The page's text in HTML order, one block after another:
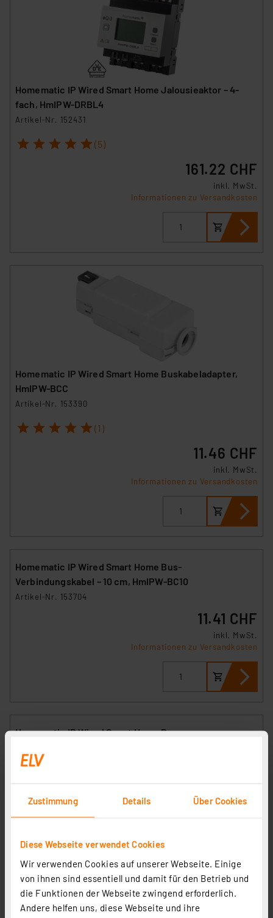
Zustimmung Details Über Cookies
Diese Webseite verwendet Cookies
Wir verwenden Cookies auf unserer Webseite. Einige
von ihnen sind essentiell und damit für den Betrieb und
die Funktionen der Webseite zwingend erforderlich.
Andere helfen uns, diese Webseite und ihre
Homematic IP Wired Smart Home Jalousieaktor – 4-
fach, HmIPW-DRBL4
Artikel-Nr. 152431
1 2 3 4 5 (5)
161.22 CHF
inkl. MwSt.
Informationen zu Versandkosten
Homematic IP Wired Smart Home Buskabeladapter,
HmIPW-BCC
Artikel-Nr. 153390
1 2 3 4 5 (1)
11.46 CHF
inkl. MwSt.
Informationen zu Versandkosten
Homematic IP Wired Smart Home Bus-
Verbindungskabel – 10 cm, HmIPW-BC10
Artikel-Nr. 153704
11.41 CHF
inkl. MwSt.
Informationen zu Versandkosten
Homematic IP Wired Smart Home Bus-
Artikel-Nr. 153706
Informationen zu Versandkosten